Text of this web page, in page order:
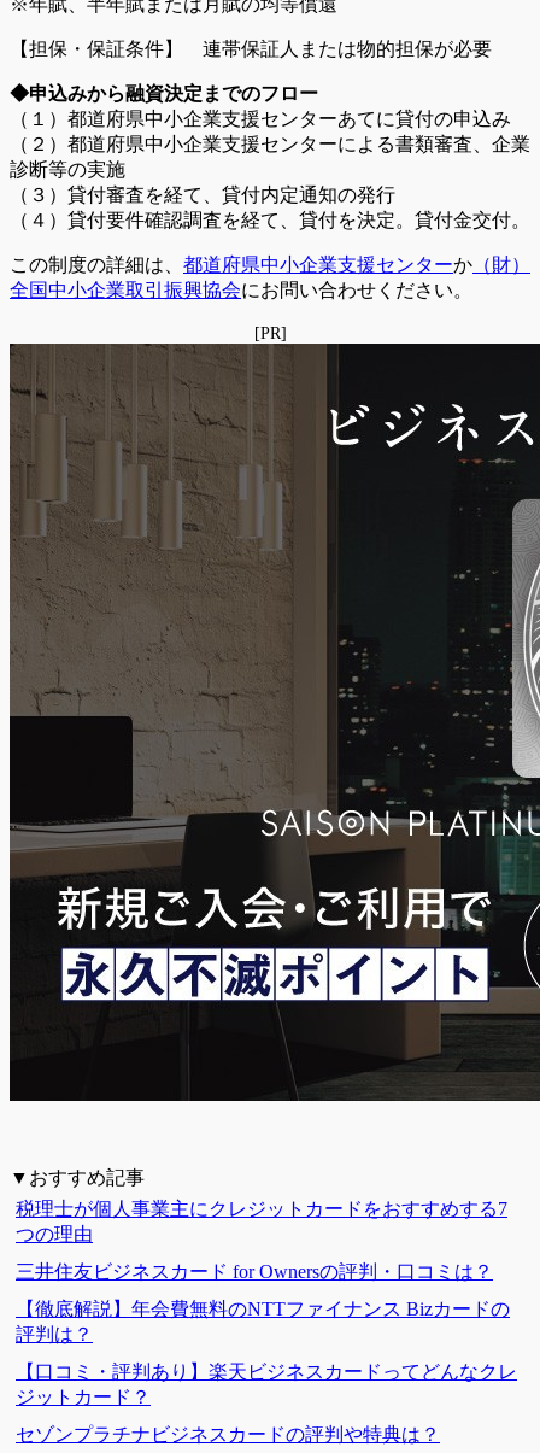
【担保・保証条件】 連帯保証人または物的担保が必要
◆申込みから融資決定までのフロー
（１）都道府県中小企業支援センターあてに貸付の申込み
（２）都道府県中小企業支援センターによる書類審査、企業
診断等の実施
（３）貸付審査を経て、貸付内定通知の発行
（４）貸付要件確認調査を経て、貸付を決定。貸付金交付。
この制度の詳細は、 都道府県中小企業支援センターか （財）
全国中小企業取引振興協会にお問い合わせください。
[PR]
▼おすすめ記事
税理士が個人事業主にクレジットカードをおすすめする7
つの理由
三井住友ビジネスカード for Ownersの評判・口コミは？
【徹底解説】年会費無料のNTTファイナンス Bizカードの
評判は？
【口コミ・評判あり】楽天ビジネスカードってどんなクレ
ジットカード？
セゾンプラチナビジネスカードの評判や特典は？